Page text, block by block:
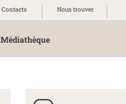
Contacts Nous trouver
Médiathèque